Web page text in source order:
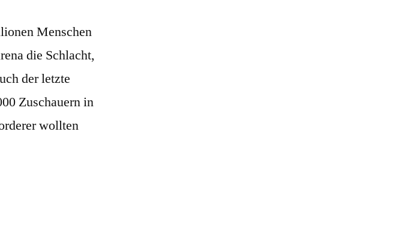
Menschen
die Schlacht,
der letzte
Zuschauern in
wollten